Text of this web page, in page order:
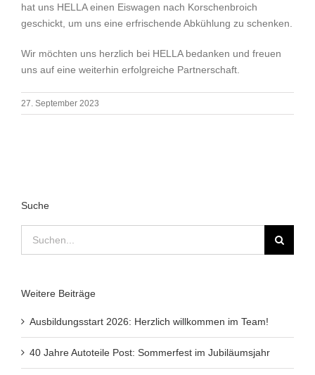
hat uns HELLA einen Eiswagen nach Korschenbroich
geschickt, um uns eine erfrischende Abkühlung zu schenken.
Wir möchten uns herzlich bei HELLA bedanken und freuen
uns auf eine weiterhin erfolgreiche Partnerschaft.
27. September 2023
Suche
Weitere Beiträge
Ausbildungsstart 2026: Herzlich willkommen im Team!
40 Jahre Autoteile Post: Sommerfest im Jubiläumsjahr